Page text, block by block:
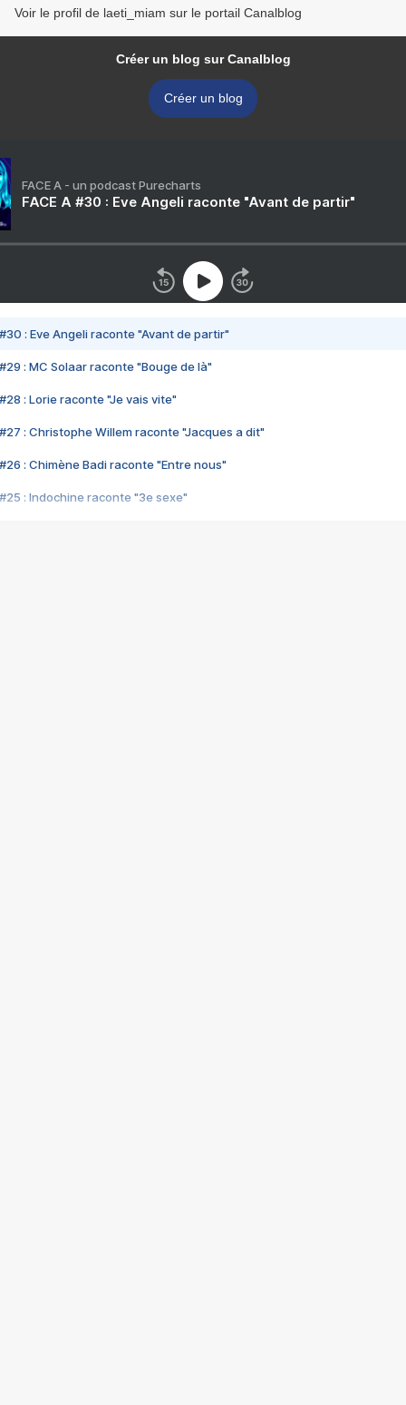
Voir le profil de laeti_miam sur le portail Canalblog
Créer un blog sur Canalblog
Créer un blog
FACE A - un podcast Purecharts
FACE A #30 : Eve Angeli raconte "Avant de partir"
#30 : Eve Angeli raconte "Avant de partir"
#29 : MC Solaar raconte "Bouge de là"
#28 : Lorie raconte "Je vais vite"
#27 : Christophe Willem raconte "Jacques a dit"
#26 : Chimène Badi raconte "Entre nous"
#25 : Indochine raconte "3e sexe"